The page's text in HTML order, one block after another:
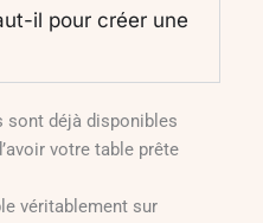
il pour créer une
sont déjà disponibles
votre table prête
véritablement sur